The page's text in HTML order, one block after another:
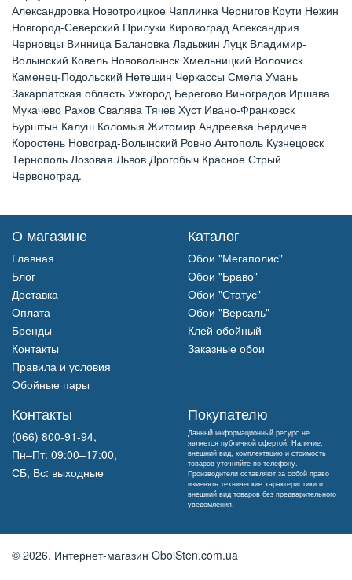
Александровка Новотроицкое Чаплинка Чернигов Крути Нежин
Новгород-Северский Прилуки Кировоград Александрия
Черновцы Винница Балановка Ладыжин Луцк Владимир-
Волынский Ковель Нововолынск Хмельницкий Волочиск
Каменец-Подольский Нетешин Черкассы Смела Умань
Закарпатская область Ужгород Берегово Виноградов Иршава
Мукачево Рахов Свалява Тячев Хуст Ивано-Франковск
Бурштын Калуш Коломыя Житомир Андреевка Бердичев
Коростень Новоград-Волынский Ровно Антополь Кузнецовск
Тернополь Лозовая Львов Дрогобыч Красное Стрый
Червоноград.
О магазине
Главная
Блог
Доставка
Оплата
Бренды
Контакты
Правила и условия
Обойные пары
Каталог
Обои "Мегаполис"
Обои "Браво"
Обои "Статус"
Обои "Версаль"
Клей обойный
Заказные обои
Контакты
(066) 800-91-94,
Пн–Пт: 09:00–17:00,
СБ, Вс: выходные
Покупателю
Данный информационный ресурс не
является публичной офертой. Наличие,
внешний вид, комплектацию и стоимость
товаров уточняйте по телефону.
Производители оставляют за собой право
изменять технические характеристики и
внешний вид товаров без предварительного
уведомления.
© 2026. Интернет-магазин OboiSten.com.ua